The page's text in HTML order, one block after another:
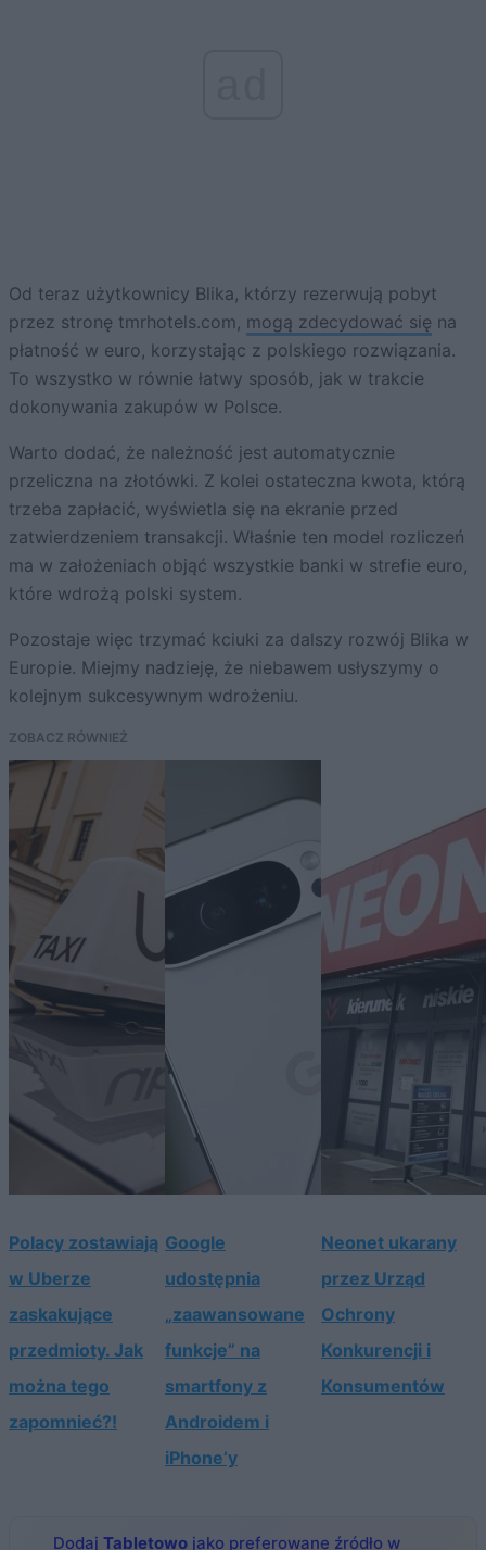
Od teraz użytkownicy Blika, którzy rezerwują pobyt
przez stronę tmrhotels.com, mogą zdecydować się na
płatność w euro, korzystając z polskiego rozwiązania.
To wszystko w równie łatwy sposób, jak w trakcie
dokonywania zakupów w Polsce.
Warto dodać, że należność jest automatycznie
przeliczna na złotówki. Z kolei ostateczna kwota, którą
trzeba zapłacić, wyświetla się na ekranie przed
zatwierdzeniem transakcji. Właśnie ten model rozliczeń
ma w założeniach objąć wszystkie banki w strefie euro,
które wdrożą polski system.
Pozostaje więc trzymać kciuki za dalszy rozwój Blika w
Europie. Miejmy nadzieję, że niebawem usłyszymy o
kolejnym sukcesywnym wdrożeniu.
ZOBACZ RÓWNIEŻ
Polacy zostawiają
w Uberze
zaskakujące
przedmioty. Jak
można tego
zapomnieć?!
Google
udostępnia
„zaawansowane
funkcje” na
smartfony z
Androidem i
iPhone’y
Neonet ukarany
przez Urząd
Ochrony
Konkurencji i
Konsumentów
Dodaj Tabletowo jako preferowane źródło w